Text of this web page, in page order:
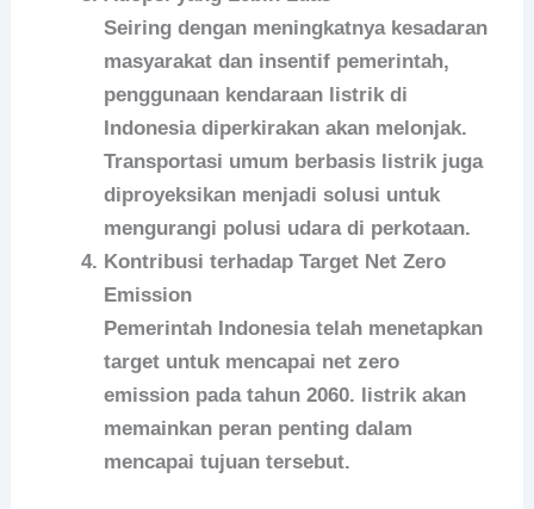
Seiring dengan meningkatnya kesadaran
masyarakat dan insentif pemerintah,
penggunaan kendaraan listrik di
Indonesia diperkirakan akan melonjak.
Transportasi umum berbasis listrik juga
diproyeksikan menjadi solusi untuk
mengurangi polusi udara di perkotaan.
Kontribusi terhadap Target Net Zero
Emission
Pemerintah Indonesia telah menetapkan
target untuk mencapai net zero
emission pada tahun 2060. listrik akan
memainkan peran penting dalam
mencapai tujuan tersebut.